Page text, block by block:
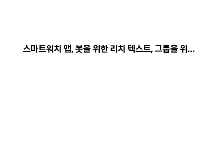
스마트워치 앱, 봇을 위한 리치 텍스트, 그룹을 위…